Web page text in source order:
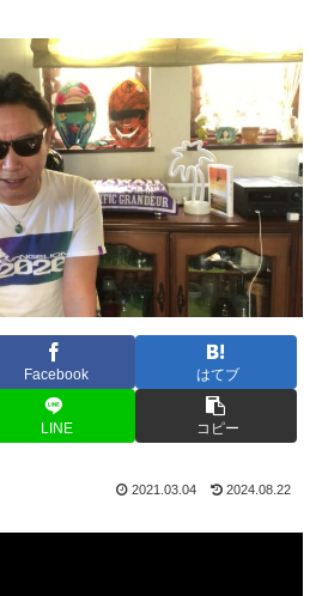
Facebook はてブ
LINE コピー
2021.03.04 2024.08.22